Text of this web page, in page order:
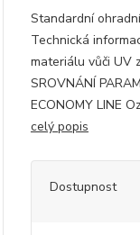
Standardní
Technická
materiálu vůči UV
SROVNÁNÍ
ECONOMY LINE
celý popis
Dostupnost